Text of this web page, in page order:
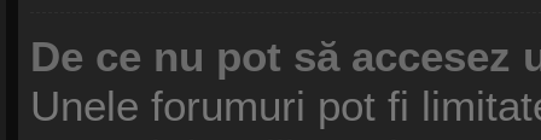
De ce nu pot să accesez
Unele forumuri pot fi